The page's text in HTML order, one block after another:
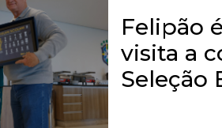
Felipão
visita a
Seleção